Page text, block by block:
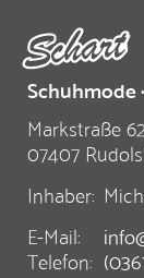
Schuhmode
Markstraße
07407
Inhaber:
E-Mail:
Telefon: